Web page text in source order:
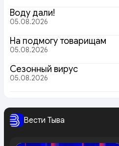
Воду дали!
05.08.2026
На подмогу товарищам
05.08.2026
Сезонный вирус
05.08.2026
Вести Тыва